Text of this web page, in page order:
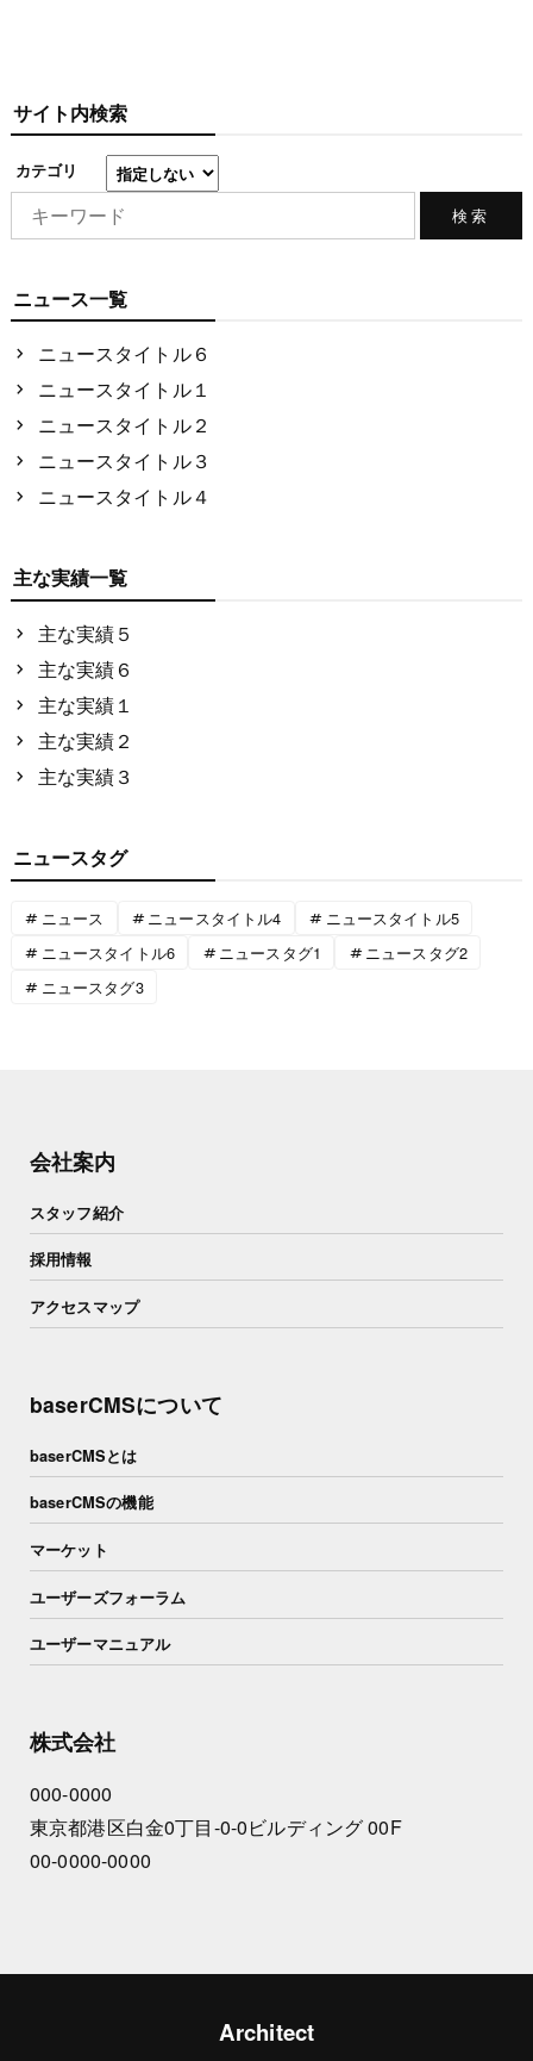
サイト内検索
カテゴリ
ニュース一覧
ニュースタイトル６
ニュースタイトル１
ニュースタイトル２
ニュースタイトル３
ニュースタイトル４
主な実績一覧
主な実績５
主な実績６
主な実績１
主な実績２
主な実績３
ニュースタグ
ニュース ニュースタイトル4
ニュースタイトル5
ニュースタイトル6
ニュースタグ1
ニュースタグ2
ニュースタグ3
株式会社
000-0000
東京都港区白金0丁目-0-0ビルディング 00F
00-0000-0000
会社案内
スタッフ紹介
採用情報
アクセスマップ
baserCMSについて
baserCMSとは
baserCMSの機能
マーケット
ユーザーズフォーラム
ユーザーマニュアル
Architect